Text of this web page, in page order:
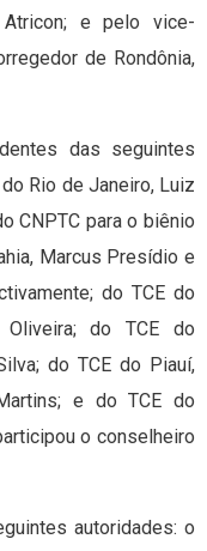
Atricon; e pelo vice-
de Rondônia,
das seguintes
Rio de Janeiro, Luiz
CNPTC para o biênio
Marcus Presídio e
do TCE do
do TCE do
do TCE do Piauí,
e do TCE do
o conselheiro
autoridades: o